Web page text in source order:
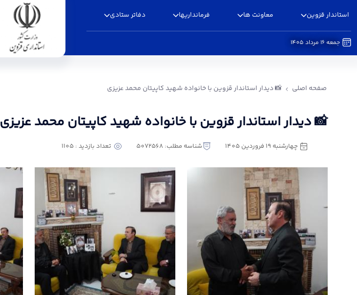
استاندار قزوین معاونت ها فرمانداریها دفاتر ستادی
جمعه 16 مرداد 1405
صفحه اصلی 📸 دیدار استاندار قزوین با خانواده شهید کاپیتان محمد عزیزی
📸 دیدار استاندار قزوین با خانواده شهید کاپیتان محمد عزیزی
چهارشنبه 19 فروردین 1405 شناسه مطلب: 5072568 تعداد بازدید : 1105